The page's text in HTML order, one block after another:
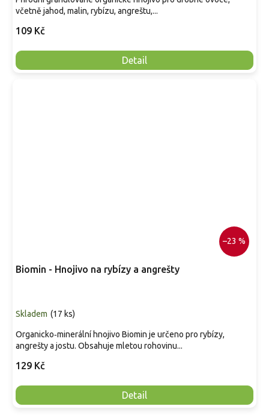
109 Kč
Detail
včetně jahod, malin, rybízu, angreštu,...
–23 %
Biomin - Hnojivo na rybízy a angrešty
Skladem (17 ks)
129 Kč
Detail
Organicko‑minerální hnojivo Biomin je určeno pro rybízy,
angrešty a jostu. Obsahuje mletou rohovinu...